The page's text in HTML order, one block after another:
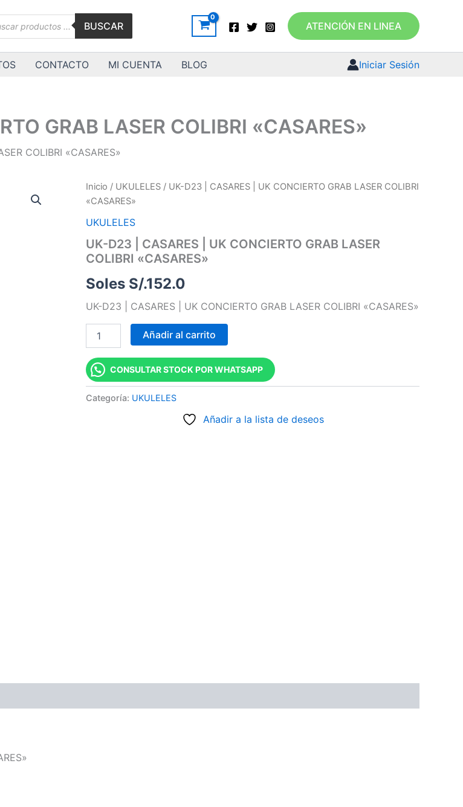
BUSCAR ATENCIÓN EN LINEA
CONTACTO MI CUENTA BLOG Iniciar Sesión
GRAB LASER COLIBRI «CASARES»
COLIBRI «CASARES»
Inicio / UKULELES / UK-D23 | CASARES | UK CONCIERTO GRAB LASER COLIBRI
«CASARES»
UKULELES
UK-D23 | CASARES | UK CONCIERTO GRAB LASER
COLIBRI «CASARES»
Soles S/.152.0
UK-D23 | CASARES | UK CONCIERTO GRAB LASER COLIBRI «CASARES»
UK-
D23
CASARES
UK
CONCIERTO
LASER
"CASARES"
Añadir al carrito
CONSULTAR STOCK POR WHATSAPP
Categoría: UKULELES
Añadir a la lista de deseos